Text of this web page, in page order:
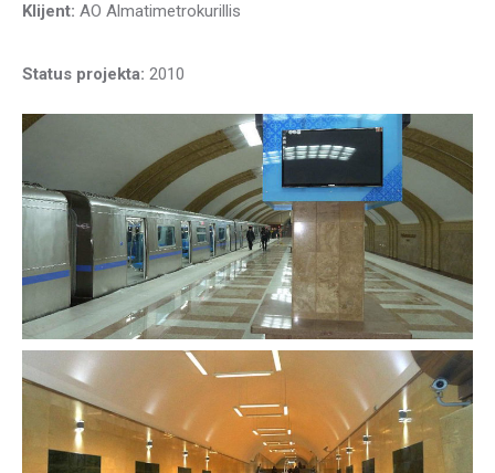
Klijent: AO Almatimetrokurillis
Status projekta: 2010